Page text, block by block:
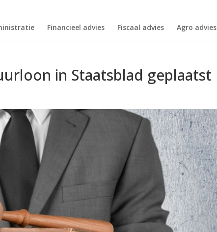
Financieel advies Fiscaal advies Agro advies
in Staatsblad geplaatst